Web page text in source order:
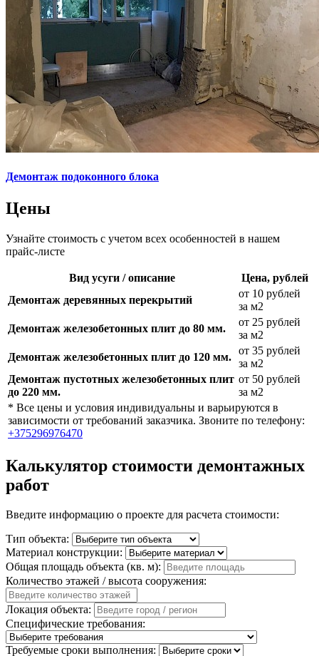
Демонтаж подоконного блока
Цены
Узнайте стоимость с учетом всех особенностей в нашем
прайс-листе
Вид усуги / описание
Цена, рублей
Демонтаж деревянных перекрытий
от 10 рублей
за м2
Демонтаж железобетонных плит до 80 мм.
от 25 рублей
за м2
Демонтаж железобетонных плит до 120 мм.
от 35 рублей
за м2
Демонтаж пустотных железобетонных плит
до 220 мм.
от 50 рублей
за м2
* Все цены и условия индивидуальны и варьируются в
зависимости от требований заказчика. Звоните по телефону:
+375296976470
Калькулятор стоимости демонтажных
работ
Введите информацию о проекте для расчета стоимости:
Тип объекта:
Материал конструкции:
Общая площадь объекта (кв. м):
Количество этажей / высота сооружения:
Локация объекта:
Специфические требования:
Требуемые сроки выполнения: